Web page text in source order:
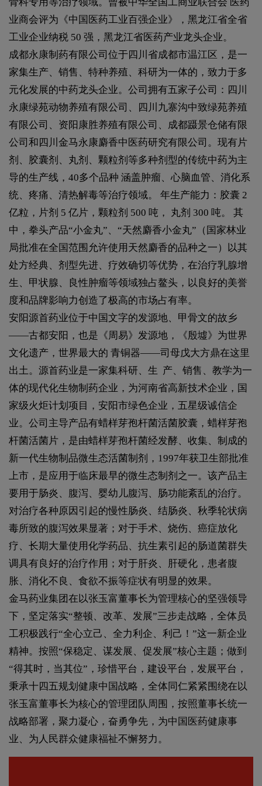
业商会评为《中国医药工业百强企业》，黑龙江省全省
工业企业纳税 50 强，黑龙江省医药产业龙头企业。
成都永康制药有限公司位于四川省成都市温江区，是一
家集生产、销售、特种养殖、科研为一体的，致力于多
元化发展的中药龙头企业。公司拥有五家子公司：四川
永康绿苑动物养殖有限公司、四川九寨沟中致绿苑养殖
有限公司、资阳康胜养殖有限公司、成都蹑景仓储有限
公司和四川金马永康麝香中医药研究有限公司。现有片
剂、胶囊剂、丸剂、颗粒剂等多种剂型的传统中药为主
导的生产线，40多个品种 涵盖肿瘤、心脑血管、消化系
统、疼痛、清热解毒等治疗领域。 年生产能力：胶囊 2
亿粒，片剂 5 亿片，颗粒剂 500 吨， 丸剂 300 吨。 其
中，拳头产品“小金丸”、“天然麝香小金丸”（国家林业
局批准在全国范围允许使用天然麝香的品种之一）以其
处方经典、剂型先进、疗效确切等优势，在治疗乳腺增
生、甲状腺、良性肿瘤等领域独占鳌头，以良好的美誉
度和品牌影响力创造了极高的市场占有率。
安阳源首药业位于中国文字的发源地、甲骨文的故乡
——古都安阳，也是《周易》发源地，《殷墟》为世界
文化遗产，世界最大的 青铜器——司母戊大方鼎在这里
出土。源首药业是一家集科研、生 产、销售、教学为一
体的现代化生物制药企业，为河南省高新技术企业，国
家级火炬计划项目，安阳市绿色企业，五星级诚信企
业。公司主导产品有蜡样芽孢杆菌活菌胶囊，蜡样芽孢
杆菌活菌片，是由蜡样芽孢杆菌经发酵、收集、制成的
新一代生物制品微生态活菌制剂，1997年获卫生部批准
上市，是应用于临床最早的微生态制剂之一。该产品主
要用于肠炎、腹泻、婴幼儿腹泻、肠功能紊乱的治疗。
对治疗各种原因引起的慢性肠炎、结肠炎、秋季轮状病
毒所致的腹泻效果显著；对于手术、烧伤、癌症放化
疗、长期大量使用化学药品、抗生素引起的肠道菌群失
调具有良好的治疗作用；对于肝炎、肝硬化，患者腹
胀、消化不良、食欲不振等症状有明显的效果。
金马药业集团在以张玉富董事长为管理核心的坚强领导
下，坚定落实“整顿、改革、发展”三步走战略，全体员
工积极践行“全心立己、全力利企、利己！”这一新企业
精神。按照“保稳定、谋发展、促发展”核心主题；做到
“得其时，当其位”，珍惜平台，建设平台，发展平台，
秉承十四五规划健康中国战略，全体同仁紧紧围绕在以
张玉富董事长为核心的管理团队周围，按照董事长统一
战略部署，聚力凝心，奋勇争先，为中国医药健康事
业、为人民群众健康福祉不懈努力。